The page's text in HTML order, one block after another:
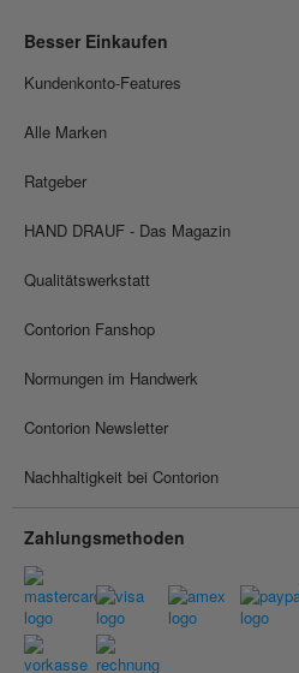
Besser Einkaufen
Kundenkonto-Features
Alle Marken
Ratgeber
HAND DRAUF - Das Magazin
Qualitätswerkstatt
Contorion Fanshop
Normungen im Handwerk
Contorion Newsletter
Nachhaltigkeit bei Contorion
Zahlungsmethoden